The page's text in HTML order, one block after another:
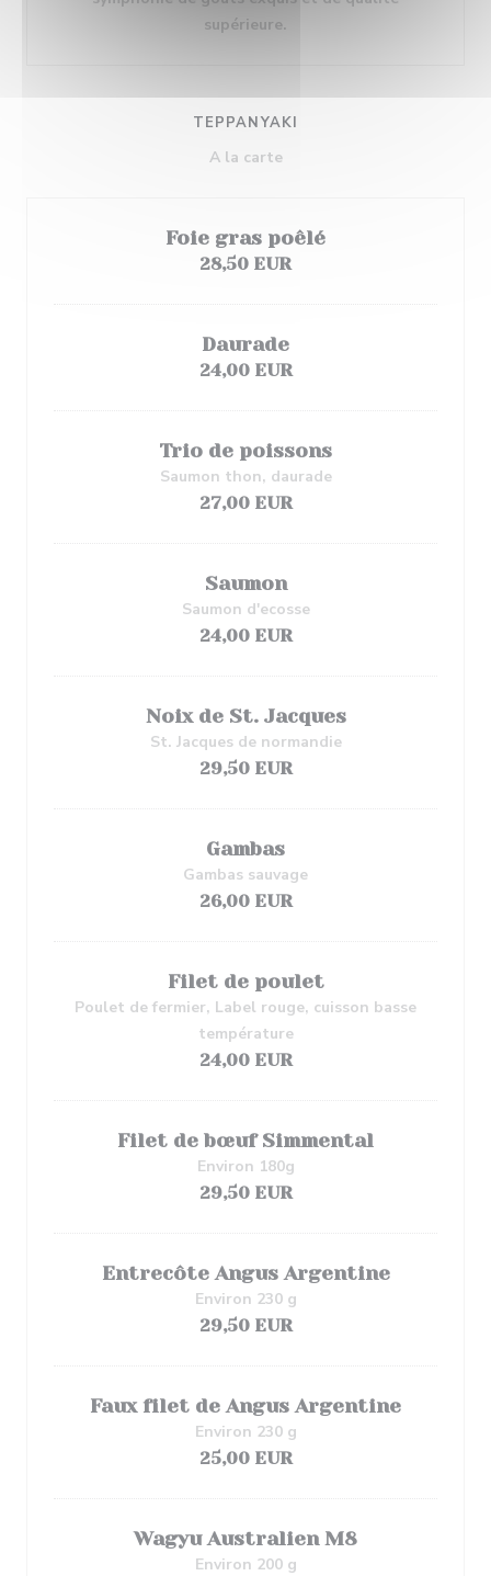
supérieure.
TEPPANYAKI
A la carte
Foie gras poêlé
28,50 EUR
Daurade
24,00 EUR
Trio de poissons
Saumon thon, daurade
27,00 EUR
Saumon
Saumon d'ecosse
24,00 EUR
Noix de St. Jacques
St. Jacques de normandie
29,50 EUR
Gambas
Gambas sauvage
26,00 EUR
Filet de poulet
Poulet de fermier, Label rouge, cuisson basse
température
24,00 EUR
Filet de bœuf Simmental
Environ 180g
29,50 EUR
Entrecôte Angus Argentine
Environ 230 g
29,50 EUR
Faux filet de Angus Argentine
Environ 230 g
25,00 EUR
Wagyu Australien M8
Environ 200 g